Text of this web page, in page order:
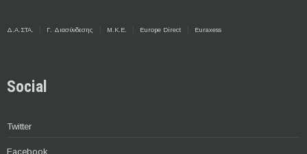
Δ.Α.ΣΤΑ. Γ. Διασύνδεσης Μ.Κ.Ε. Europe Direct Euraxess
Social
Twitter
Facebook